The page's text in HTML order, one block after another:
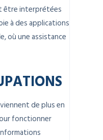
être interprétées
à des applications
où une assistance
de plus en
fonctionner